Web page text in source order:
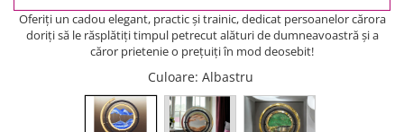
Oferiţi un cadou elegant, practic şi trainic, dedicat persoanelor cărora
doriţi să le răsplătiţi timpul petrecut alături de dumneavoastră şi a
căror prietenie o preţuiţi în mod deosebit!
Culoare: Albastru